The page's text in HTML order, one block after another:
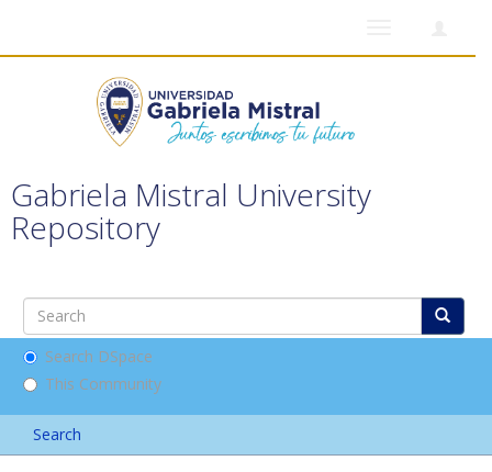
Gabriela Mistral University
Repository
Search DSpace
This Community
Search